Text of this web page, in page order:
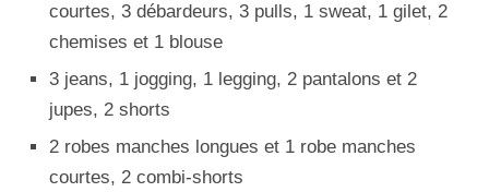
courtes, 3 débardeurs, 3 pulls, 1 sweat, 1 gilet, 2
chemises et 1 blouse
3 jeans, 1 jogging, 1 legging, 2 pantalons et 2
jupes, 2 shorts
2 robes manches longues et 1 robe manches
courtes, 2 combi-shorts